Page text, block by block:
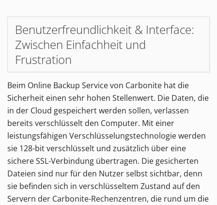
Benutzerfreundlichkeit & Interface:
Zwischen Einfachheit und
Frustration
Beim Online Backup Service von Carbonite hat die
Sicherheit einen sehr hohen Stellenwert. Die Daten, die
in der Cloud gespeichert werden sollen, verlassen
bereits verschlüsselt den Computer. Mit einer
leistungsfähigen Verschlüsselungstechnologie werden
sie 128-bit verschlüsselt und zusätzlich über eine
sichere SSL-Verbindung übertragen. Die gesicherten
Dateien sind nur für den Nutzer selbst sichtbar, denn
sie befinden sich in verschlüsseltem Zustand auf den
Servern der Carbonite-Rechenzentren, die rund um die